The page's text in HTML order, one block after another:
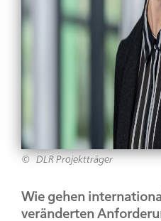
DLR Projektträger
Wie gehen
veränderten